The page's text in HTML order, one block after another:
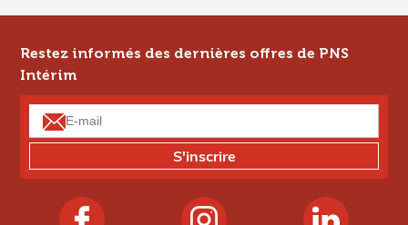
Restez informés des dernières offres de PNS
Intérim